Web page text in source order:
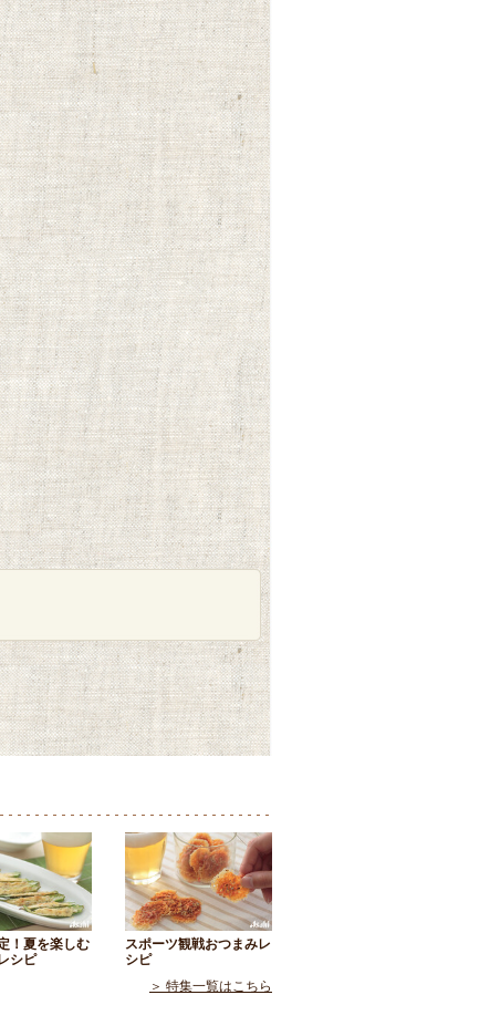
！夏を楽しむ
シピ
スポーツ観戦おつまみレ
シピ
＞ 特集一覧はこちら